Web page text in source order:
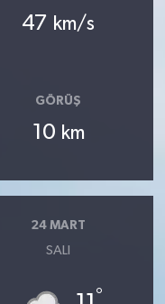
47 km/s
GÖRÜŞ
10 km
24 MART
SALI
°